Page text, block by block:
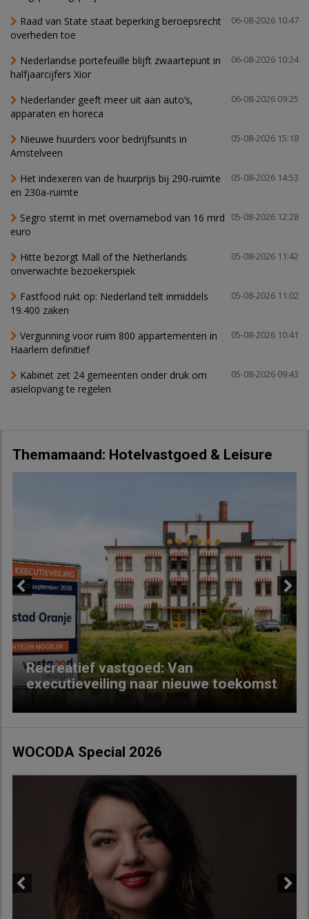
06-08-2026 10:47
Raad van State staat beperking beroepsrecht
overheden toe
06-08-2026 10:24
Nederlandse portefeuille blijft zwaartepunt in
halfjaarcijfers Xior
06-08-2026 09:25
Nederlander geeft meer uit aan auto’s,
apparaten en horeca
05-08-2026 15:18
Nieuwe huurders voor bedrijfsunits in
Amstelveen
05-08-2026 14:53
Het indexeren van de huurprijs bij 290-ruimte
en 230a-ruimte
05-08-2026 12:28
Segro stemt in met overnamebod van 16 mrd
euro
05-08-2026 11:42
Hitte bezorgt Mall of the Netherlands
onverwachte bezoekerspiek
05-08-2026 11:02
Fastfood rukt op: Nederland telt inmiddels
19.400 zaken
05-08-2026 10:41
Vergunning voor ruim 800 appartementen in
Haarlem definitief
05-08-2026 09:43
Kabinet zet 24 gemeenten onder druk om
asielopvang te regelen
Themamaand: Hotelvastgoed & Leisure
Recreatief vastgoed: Van
executieveiling naar nieuwe toekomst
Next
WOCODA Special 2026